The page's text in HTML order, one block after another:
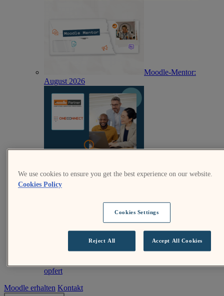
Moodle-Mentor:
August 2026
Aufbau eines
Lernökosystems für den öffentlichen Sektor, das
opfert
Moodle erhalten Kontakt
We use cookies to ensure you get the best experience on our website.
Cookies Policy
Cookies Settings
Reject All Accept All Cookies